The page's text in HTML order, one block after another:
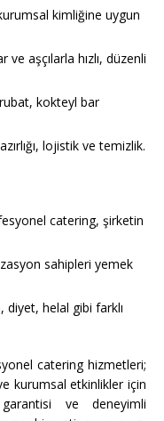
kimliğine uygun
aşçılarla hızlı, düzenli
kokteyl bar
lojistik ve temizlik.
catering, şirketin
sahipleri yemek
diyet, helal gibi farklı
catering hizmetleri;
kurumsal etkinlikler için
ve deneyimli